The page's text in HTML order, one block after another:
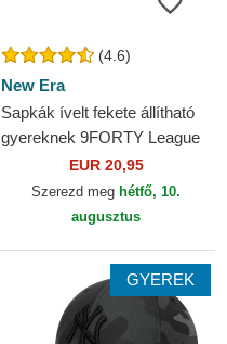
(4.6)
New Era
Sapkák ívelt fekete állítható
gyereknek 9FORTY League
Essential New York Yankees
MLB New Era
EUR 20,95
Szerezd meg hétfő, 10.
augusztus
GYEREK